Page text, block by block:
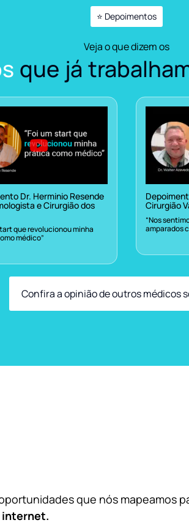
⭐ Depoimentos
Veja o que dizem os
que já
Dr. Herminio Resende
e Cirurgião dos
que revolucionou minha
médico”
Cirurgião
“Nos
amparados
Confira a opinião de outros médicos
que nós mapeamos
internet.